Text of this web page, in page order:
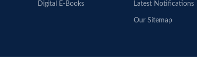
Digital E-Books Latest Notifications
Our Sitemap